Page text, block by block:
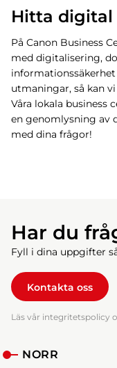
Hitta digital
På Canon Business
med digitalisering,
utmaningar, så kan
Våra lokala business
en genomlysning av
med dina frågor!
Har du
Fyll i dina uppgifter
Kontakta oss
Läs vår integritetspolicy
NORR